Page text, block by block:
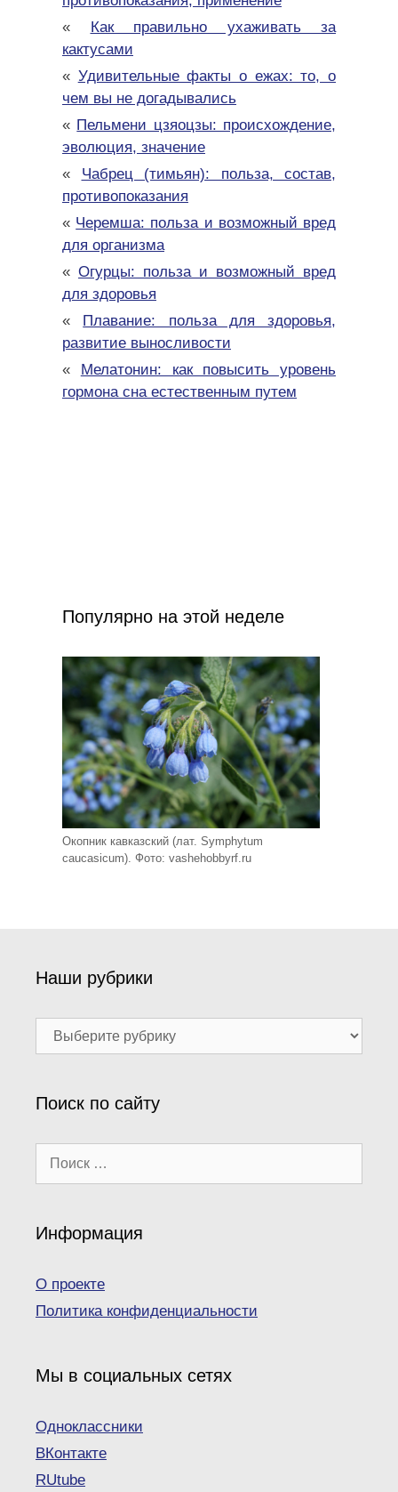
« Как правильно ухаживать за
кактусами
« Удивительные факты о ежах: то, о
чем вы не догадывались
« Пельмени цзяоцзы: происхождение,
эволюция, значение
« Чабрец (тимьян): польза, состав,
противопоказания
« Черемша: польза и возможный вред
для организма
« Огурцы: польза и возможный вред
для здоровья
« Плавание: польза для здоровья,
развитие выносливости
« Мелатонин: как повысить уровень
гормона сна естественным путем
Популярно на этой неделе
Окопник кавказский (лат. Symphytum
caucasicum). Фото: vashehobbyrf.ru
Наши рубрики
Наши
рубрики
Поиск по сайту
Поиск:
Информация
О проекте
Политика конфиденциальности
Мы в социальных сетях
Одноклассники
ВКонтакте
RUtube